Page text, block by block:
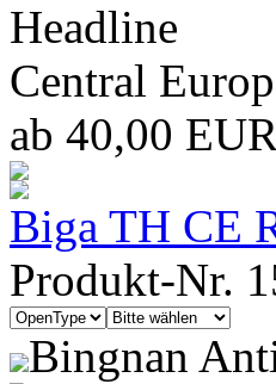
Headline
Central
ab 40,00
Biga TH CE
Produkt-Nr.
Bingnan